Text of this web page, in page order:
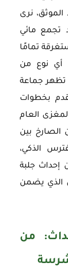
نرى
تجمع مائي
تمامًا
أي نوع من
تظهر جماعة
بخطوات
العام
الصارخ بين
الذكي،
إحداث جلبة
الذي يضمن
من